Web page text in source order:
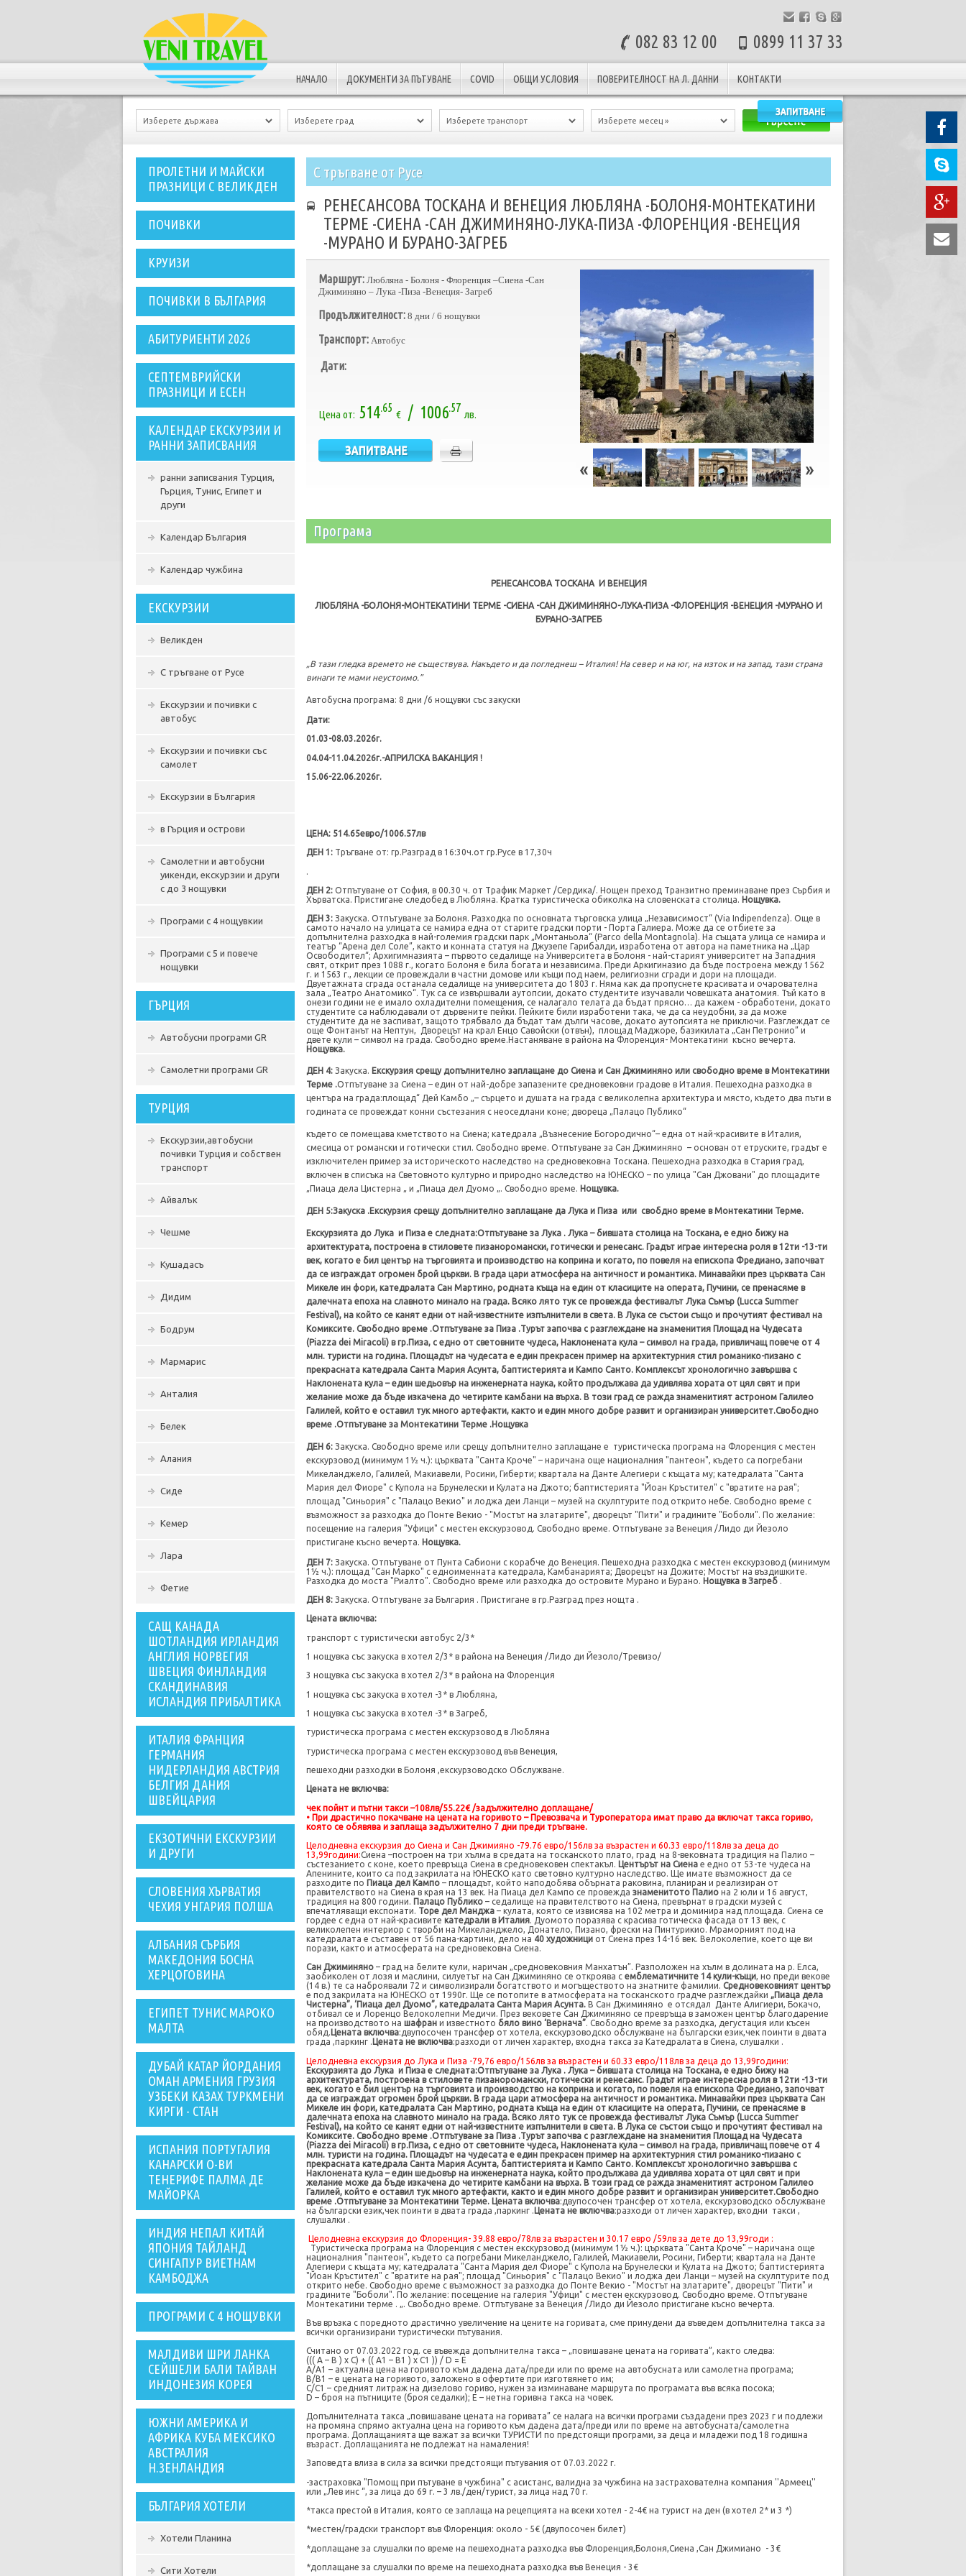
082 83 12 00 0899 11 37 33
НАЧАЛО ДОКУМЕНТИ ЗА ПЪТУВАНЕ COVID ОБЩИ УСЛОВИЯ ПОВЕРИТЕЛНОСТ НА Л. ДАННИ КОНТАКТИ
ПРОЛЕТНИ И МАЙСКИ
ПРАЗНИЦИ С ВЕЛИКДЕН
ПОЧИВКИ
КРУИЗИ
ПОЧИВКИ В БЪЛГАРИЯ
АБИТУРИЕНТИ 2026
СЕПТЕМВРИЙСКИ
ПРАЗНИЦИ И ЕСЕН
КАЛЕНДАР ЕКСКУРЗИИ И
РАННИ ЗАПИСВАНИЯ
ранни записвания Турция,
Гърция, Тунис, Египет и
други
Календар България
Календар чужбина
ЕКСКУРЗИИ
Великден
С тръгване от Русе
Екскурзии и почивки с
автобус
Екскурзии и почивки със
самолет
Екскурзии в България
в Гърция и острови
Самолетни и автобусни
уикенди, екскурзии и други
с до 3 нощувки
Програми с 4 нощувкии
Програми с 5 и повече
нощувки
ГЪРЦИЯ
Автобусни програми GR
Самолетни програми GR
ТУРЦИЯ
Екскурзии,автобусни
почивки Турция и собствен
транспорт
Айвалък
Чешме
Кушадасъ
Дидим
Бодрум
Мармарис
Анталия
Белек
Алания
Сиде
Кемер
Лара
Фетие
САЩ КАНАДА
ШОТЛАНДИЯ ИРЛАНДИЯ
АНГЛИЯ НОРВЕГИЯ
ШВЕЦИЯ ФИНЛАНДИЯ
СКАНДИНАВИЯ
ИСЛАНДИЯ ПРИБАЛТИКА
ИТАЛИЯ ФРАНЦИЯ
ГЕРМАНИЯ
НИДЕРЛАНДИЯ АВСТРИЯ
БЕЛГИЯ ДАНИЯ
ШВЕЙЦАРИЯ
ЕКЗОТИЧНИ ЕКСКУРЗИИ
И ДРУГИ
СЛОВЕНИЯ ХЪРВАТИЯ
ЧЕХИЯ УНГАРИЯ ПОЛША
АЛБАНИЯ СЪРБИЯ
МАКЕДОНИЯ БОСНА
ХЕРЦОГОВИНА
ЕГИПЕТ ТУНИС МАРОКО
МАЛТА
ДУБАЙ КАТАР ЙОРДАНИЯ
ОМАН АРМЕНИЯ ГРУЗИЯ
УЗБЕКИ КАЗАХ ТУРКМЕНИ
КИРГИ - СТАН
ИСПАНИЯ ПОРТУГАЛИЯ
КАНАРСКИ О-ВИ
ТЕНЕРИФЕ ПАЛМА ДЕ
МАЙОРКА
ИНДИЯ НЕПАЛ КИТАЙ
ЯПОНИЯ ТАЙЛАНД
СИНГАПУР ВИЕТНАМ
КАМБОДЖА
ПРОГРАМИ С 4 НОЩУВКИ
МАЛДИВИ ШРИ ЛАНКА
СЕЙШЕЛИ БАЛИ ТАЙВАН
ИНДОНЕЗИЯ КОРЕЯ
ЮЖНИ АМЕРИКА И
АФРИКА КУБА МЕКСИКО
АВСТРАЛИЯ
Н.ЗЕНЛАНДИЯ
БЪЛГАРИЯ ХОТЕЛИ
Хотели Планина
Сити Хотели
С тръгване от Русе
РЕНЕСАНСОВА ТОСКАНА И ВЕНЕЦИЯ ЛЮБЛЯНА -БОЛОНЯ-МОНТЕКАТИНИ
ТЕРМЕ -СИЕНА -САН ДЖИМИНЯНО-ЛУКА-ПИЗА -ФЛОРЕНЦИЯ -ВЕНЕЦИЯ
-МУРАНО И БУРАНО-ЗАГРЕБ
Маршрут: Любляна - Болоня - Флоренция –Сиена -Сан
Джиминяно – Лука -Пиза -Венеция- Загреб
Продължителност: 8 дни / 6 нощувки
Транспорт: Автобус
Дати:
Цена от: 514.65
€ / 1006.57
лв.
Програма
РЕНЕСАНСОВА ТОСКАНА И ВЕНЕЦИЯ
ЛЮБЛЯНА -БОЛОНЯ-МОНТЕКАТИНИ ТЕРМЕ -СИЕНА -САН ДЖИМИНЯНО-ЛУКА-ПИЗА -ФЛОРЕНЦИЯ -ВЕНЕЦИЯ -МУРАНО И
БУРАНО-ЗАГРЕБ
„В тази гледка времето не съществува. Накъдето и да погледнеш – Италия! На север и на юг, на изток и на запад, тази страна
винаги те мами неустоимо.”
Автобусна програма: 8 дни /6 нощувки със закуски
Дати:
01.03-08.03.2026г.
04.04-11.04.2026г.-АПРИЛСКА ВАКАНЦИЯ !
15.06-22.06.2026г.
ЦЕНА: 514.65евро/1006.57лв
ДЕН 1: Тръгване от: гр.Разград в 1 6:30ч.от гр.Русе в 17,30ч
.
ДЕН 2: Отпътуване от София, в 00.30 ч. от Трафик Маркет /Сердика/. Нощен преход Транзитно преминаване през Сърбия и
Хърватска. Пристигане следобед в Любляна. Кратка туристическа обиколка на словенската столица. Нощувка.
ДЕН 3: Закуска. Отпътуване за Болоня. Разходка по основната търговска улица „Независимост“ (Via Indipendenza). Още в
самото начало на улицата се намира една от старите градски порти - Порта Галиера. Може да се отбиете за
допълнителна разходка в най-големия градски парк „Монтаньола“ (Parco della Montagnola). На същата улица се намира и
театър “Арена дел Соле”, както и конната статуя на Джузепе Гарибалди, изработена от автора на паметника на „Цар
Освободител“; Архигимназията – първото седалище на Университета в Болоня - най-старият университет на Западния
свят, открит през 1088 г., когато Болоня е била богата и независима. Преди Аркигиназио да бъде построена между 1562
г. и 1563 г., лекции се провеждали в частни домове или къщи под наем, религиозни сгради и дори на площади.
Двуетажната сграда останала седалище на университета до 1803 г. Няма как да пропуснете красивата и очарователна
зала „Театро Анатомико“. Тук са се извършвали аутопсии, докато студентите изучавали човешката анатомия. Тъй като в
онези години не е имало охладителни помещения, се налагало телата да бъдат прясно… да кажем - обработени, докато
студентите са наблюдавали от дървените пейки. Пейките били изработени така, че да са неудобни, за да може
студентите да не заспиват, защото трябвало да бъдат там дълги часове, докато аутопсията не приключи. Разглеждат се
още Фонтанът на Нептун, Дворецът на крал Енцо Савойски (отвън), площад Маджоре, базикилата „Сан Петронио” и
двете кули – символ на града. Свободно време.Настаняване в района на Флоренция- Монтекатини късно вечерта.
Нощувка.
ДЕН 4: Закуска. Екскурзия срещу допълнително заплащане до Сиена и Сан Джиминяно или свободно време в Монтекатини
Терме .Отпътуване за Сиена – един от най-добре запазените средновековни градове в Италия. Пешеходна разходка в
центъра на града:площад“ Дей Камбо „– сърцето и душата на града с великолепна архитектура и място, където два пъти в
годината се провеждат конни състезания с неоседлани коне; двореца „Палацо Публико“
където се помещава кметството на Сиена; катедрала „Възнесение Богородично“– една от най-красивите в Италия,
смесица от романски и готически стил. Свободно време. Отпътуване за Сан Джиминяно – основан от етруските, градът е
изключителен пример за историческото наследство на средновековна Тоскана. Пешеходна разходка в Стария град,
включен в списъка на Световното културно и природно наследство на ЮНЕСКО – по улица "Сан Джовани" до площадите
„Пиаца дела Цистерна „ и „Пиаца дел Дуомо „. Свободно време. Нощувка.
ДЕН 5:Закуска .Екскурзия срещу допълнително заплащане да Лука и Пиза или свобдно време в Монтекатини Терме.
Екскурзията до Лука и Пиза е следната:Отпътуване за Лука . Лука – бившата столица на Тоскана, е едно бижу на
архитектурата, построена в стиловете пизаноромански, готически и ренесанс. Градът играе интересна роля в 12ти -13-ти
век, когато е бил център на търговията и производство на коприна и когато, по повеля на епископа Фредиано, започват
да се изграждат огромен брой църкви. В града цари атмосфера на античност и романтика. Минавайки през църквата Сан
Микеле ин фори, катедралата Сан Мартино, родната къща на един от класиците на операта, Пучини, се пренасяме в
далечната епоха на славното минало на града. Всяко лято тук се провежда фестивалът Лука Съмър (Lucca Summer
Festival), на който се канят едни от най-известните изпълнители в света. В Лука се състои също и прочутият фестивал на
Комиксите. Свободно време .Отпътуване за Пиза .Турът започва с разглеждане на знаменития Площад на Чудесата
(Piazza dei Miracoli) в гр.Пиза, с едно от световните чудеса, Наклонената кула – символ на града, привличащ повече от 4
млн. туристи на година. Площадът на чудесата е един прекрасен пример на архитектурния стил романико-пизано с
прекрасната катедрала Санта Мария Асунта, баптистерията и Кампо Санто. Комплексът хронологично завършва с
Наклонената кула – един шедьовър на инженерната наука, който продължава да удивлява хората от цял свят и при
желание може да бъде изкачена до четирите камбани на върха. В този град се ражда знаменитият астроном Галилео
Галилей, който е оставил тук много артефакти, както и един много добре развит и организиран университет.Свободно
време .Отпътуване за Монтекатини Терме .Нощувка
ДЕН 6: Закуска. Свободно време или срещу допълнително заплащане е туристическа програма на Флоренция с местен
екскурзовод (минимум 1½ ч.): църквата "Санта Кроче" – наричана още националния "пантеон", където са погребани
Микеланджело, Галилей, Макиавели, Росини, Гиберти; квартала на Данте Алегиери с къщата му; катедралата "Санта
Мария дел Фиоре" с Купола на Брунелески и Кулата на Джото; баптистерията "Йоан Кръстител" с "вратите на рая";
площад "Синьория" с "Палацо Векио" и лоджа деи Ланци – музей на скулптурите под открито небе. Свободно време с
възможност за разходка до Понте Векио - "Мостът на златарите", дворецът "Пити" и градините "Боболи". По желание:
посещение на галерия "Уфици" с местен екскурзовод. Свободно време. Отпътуване за Венеция /Лидо ди Йезоло
пристигане късно вечерта. Нощувка.
ДЕН 7: Закуска. Отпътуване от Пунта Сабиони с корабче до Венеция. Пешеходна разходка с местен екскурзовод (минимум
1½ ч.): площад "Сан Марко" с едноименната катедрала, Камбанарията; Дворецът на Дожите; Мостът на въздишките.
Разходка до моста "Риалто". Свободно време или разходка до островите Мурано и Бурано. Нощувка в Загреб .
ДЕН 8: Закуска. Отпътуване за България . Пристигане в гр.Разград през нощта .
Цената включва:
транспорт с туристически автобус 2/3*
1 нощувка със закуска в хотел 2/3* в района на Венеция /Лидо ди Йезоло/Тревизо/
3 нощувка със закуска в хотел 2/3* в района на Флоренция
1 нощувка със закуска в хотел -3* в Любляна,
1 нощувка със закуска в хотел -3* в Загреб,
туристическа програма с местен екскурзовод в Любляна
туристическа програма с местен екскурзовод във Венеция,
пешеходни разходки в Болоня ,екскурзоводско Обслужване.
Цената не включва:
чек пойнт и пътни такси –108лв/55.22€ /задължително доплащане/
• При драстично покачване на цената на горивото – Превозвача и Туроператора имат право да включат такса гориво,
която се обявява и заплаща задължително 7 дни преди тръгване.
Целодневна екскурзия до Сиена и Сан Джимияно -79.76 евро/156лв за възрастен и 60.33 евро/118лв за деца до
13,99години:Сиена –построен на три хълма в средата на тосканското плато, град на 8-вековната традиция на Палио –
състезанието с коне, което превръща Сиена в средновековен спектакъл. Центърът на Сиена е едно от 53-те чудеса на
Апенините, които са под закрилата на ЮНЕСКО като световно културно наследство. Ще имате възможност да се
разходите по Пиаца дел Кампо – площадът, който наподобява обърната раковина, планиран и реализиран от
правителството на Сиена в края на 13 век. На Пиаца дел Кампо се провежда знаменитото Палио на 2 юли и 16 август,
традиция на 800 години. Палацо Публико – седалище на правителството на Сиена, превърнат в градски музей с
впечатляващи експонати. Торе дел Манджа – кулата, която се извисява на 102 метра и доминира над площада. Сиена се
гордее с една от най-красивите катедрали в Италия. Дуомото поразява с красива готическа фасада от 13 век, с
великолепен интериор с творби на Микеланджело, Донатело, Пизано, фрески на Пинтурикио. Мраморният под на
катедралата е съставен от 56 пана-картини, дело на 40 художници от Сиена през 14-16 век. Велоколепие, което ще ви
порази, както и атмосферата на средновековна Сиена.
Сан Джиминяно – град на белите кули, наричан „средновековния Манхатън”. Разположен на хълм в долината на р. Елса,
заобиколен от лозя и маслини, силуетът на Сан Джиминяно се откроява с емблематичните 14 кули-къщи, но преди векове
(14 в.) те са наброявали 72 и символизирали богатството и могъществото на знатните фамилии. Средновековният център
е под закрилата на ЮНЕСКО от 1990г. Ще се потопите в атмосферата на тосканското градче разглеждайки „Пиаца дела
Чистерна”, ‘Пиаца дел Дуомо”, катедралата Санта Мария Асунта. В Сан Джиминяно е отсядал Данте Алигиери, Бокачо,
отбивал се и Лоренцо Велоколепни Медичи. През вековете Сан Джиминяно се превръща в заможен център благодарение
на производството на шафран и известното бяло вино ‘Вернача”. Свободно време за разходка, дегустация или късен
обяд. Цената включва:двупосочен трансфер от хотела, екскурзоводско обслужване на български език,чек поинти в двата
града ,паркинг . Цената не включва:разходи от личен характер, входна такса за Катедралата в Сиена, слушалки .
Целодневна екскурзия до Лука и Пиза -79,76 евро/156лв за възрастен и 60.33 евро/118лв за деца до 13,99години:
Екскурзията до Лука и Пиза е следната:Отпътуване за Лука . Лука – бившата столица на Тоскана, е едно бижу на
архитектурата, построена в стиловете пизаноромански, готически и ренесанс. Градът играе интересна роля в 12ти -13-ти
век, когато е бил център на търговията и производство на коприна и когато, по повеля на епископа Фредиано, започват
да се изграждат огромен брой църкви. В града цари атмосфера на античност и романтика. Минавайки през църквата Сан
Микеле ин фори, катедралата Сан Мартино, родната къща на един от класиците на операта, Пучини, се пренасяме в
далечната епоха на славното минало на града. Всяко лято тук се провежда фестивалът Лука Съмър (Lucca Summer
Festival), на който се канят едни от най-известните изпълнители в света. В Лука се състои също и прочутият фестивал на
Комиксите. Свободно време .Отпътуване за Пиза .Турът започва с разглеждане на знаменития Площад на Чудесата
(Piazza dei Miracoli) в гр.Пиза, с едно от световните чудеса, Наклонената кула – символ на града, привличащ повече от 4
млн. туристи на година. Площадът на чудесата е един прекрасен пример на архитектурния стил романико-пизано с
прекрасната катедрала Санта Мария Асунта, баптистерията и Кампо Санто. Комплексът хронологично завършва с
Наклонената кула – един шедьовър на инженерната наука, който продължава да удивлява хората от цял свят и при
желание може да бъде изкачена до четирите камбани на върха. В този град се ражда знаменитият астроном Галилео
Галилей, който е оставил тук много артефакти, както и един много добре развит и организиран университет.Свободно
време .Отпътуване за Монтекатини Терме. Цената включва: двупосочен трансфер от хотела, екскурзоводско обслужване
на български език чек поинти в двата града ,паркинг . Цената не включва:разходи от личен характер, входни
такси ,
слушалки .
Целодневна екскурзия до Флоренция- 39.88 евро/78лв за възрастен и 30.17 евро /59лв за дете до 13,99годи :
Туристическа програма на Флоренция с местен екскурзовод (минимум 1½ ч.): църквата "Санта Кроче" – наричана още
националния "пантеон", където са погребани Микеланджело, Галилей, Макиавели, Росини, Гиберти; квартала на Данте
Алегиери с къщата му; катедралата "Санта Мария дел Фиоре" с Купола на Брунелески и Кулата на Джото; баптистерията
"Йоан Кръстител" с "вратите на рая"; площад "Синьория" с "Палацо Векио" и лоджа деи Ланци – музей на скулптурите под
открито небе. Свободно време с възможност за разходка до Понте Векио - "Мостът на златарите", дворецът "Пити" и
градините "Боболи". По желание: посещение на галерия "Уфици" с местен екскурзовод. Свободно време. Отпътуване
Монтекатини терме . „. Свободно време. Отпътуване за Венеция /Лидо ди Йезоло пристигане късно вечерта.
Във връзка с поредното драстично увеличение на цените на горивата, сме принудени да въведем допълнителна такса за
всички организирани туристически пътувания.
Считано от 07.03.2022 год. се въвежда допълнителна такса – „повишаване цената на горивата”, както следва:
((( A – B ) x C) + (( A1 – B1 ) x C1 )) / D = E
А/А1 – актуална цена на горивото към дадена дата/преди или по време на автобусната или самолетна програма;
B/B1 – е цената на горивото, заложено в офертите при изготвянето им;
C/C1 – средният литраж на дизелово гориво, нужен за изминаване маршрута по програмата във всяка посока;
D – броя на пътниците (броя седалки); Е – нетна горивна такса на човек.
Допълнителната такса „повишаване цената на горивата” се налага на всички програми създадени през 2023 г и подлежи
на промяна спрямо актуална цена на горивото към дадена дата/преди или по време на автобусната/самолетна
програма. Доплащанията ще важат за всички ТУРИСТИ по предстоящи програми, за деца и младежи под 18 годишна
възраст. Доплащанията не подлежат на намаления!
Заповедта влиза в сила за всички предстоящи пътувания от 07.03.2022 г.
-застраховка "Помощ при пътуване в чужбина" с асистанс, валидна за чужбина на застрахователна компания ''Армеец''
или „Лев инс “, за лица до 69 г. – 3 лв./ден/турист, за лица над 70 г.
*такса престой в Италия, която се заплаща на рецепцията на всеки хотел - 2-4€ на турист на ден (в хотел 2* и 3 *)
*местен/градски транспорт във Флоренция: около - 5€ (двупосочен билет)
*доплащане за слушалки по време на пешеходната разходка във Флоренция ,Болоня,Сиена ,Сан Джимиано - 3€
*доплащане за слушалки по време на пешеходната разходка във Венеция - 3€